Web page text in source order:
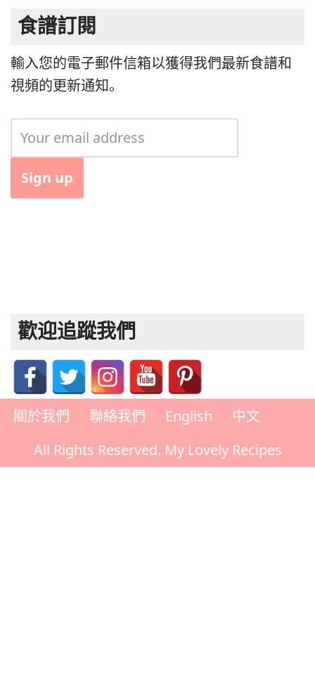
食譜訂閱
輸入您的電子郵件信箱以獲得我們最新食譜和
視頻的更新通知。
歡迎追蹤我們
關於我們 聯絡我們 English
中文
All Rights Reserved. My Lovely Recipes